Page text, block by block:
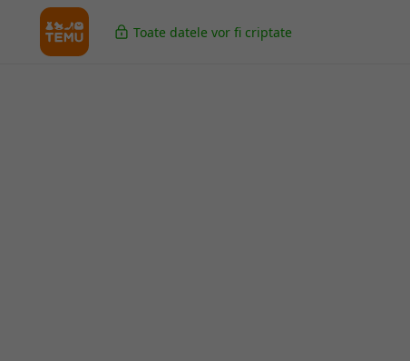
Toate datele vor fi criptate